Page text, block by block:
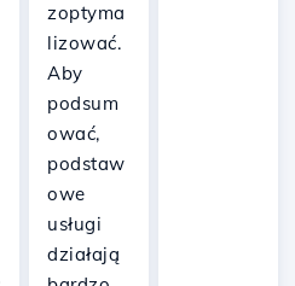
zoptyma
lizować.
Aby
podsum
ować,
podstaw
owe
usługi
działają